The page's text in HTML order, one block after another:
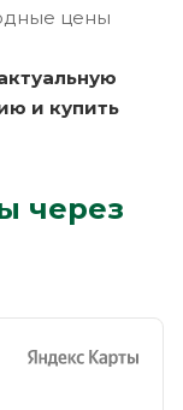
цены
и купить
через